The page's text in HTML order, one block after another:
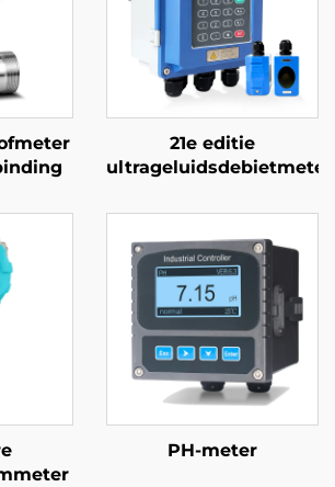
21e editie
ultrageluidsdebietmeter
PH-meter